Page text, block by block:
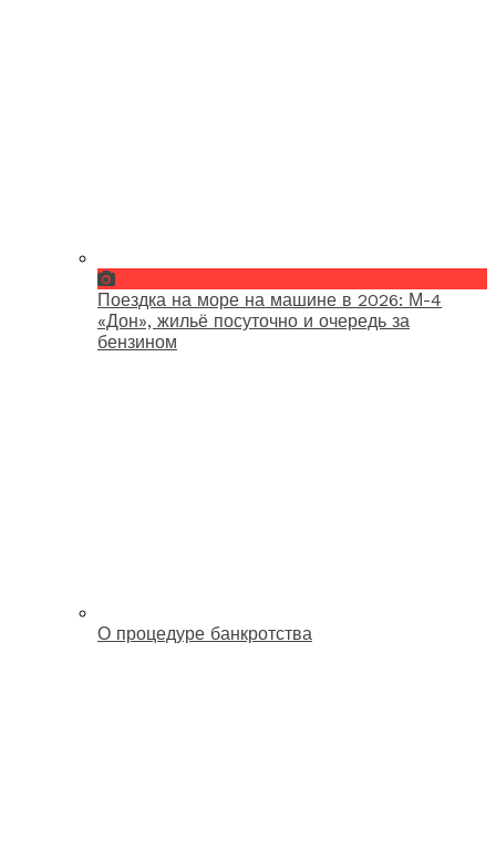
Поездка на море на машине в 2026: М-4
«Дон», жильё посуточно и очередь за
бензином
О процедуре банкротства